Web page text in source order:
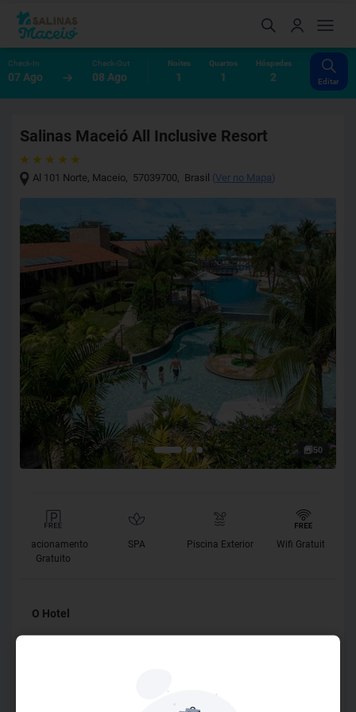
Check-In
07 Ago
Check-Out
08 Ago
Noites
1
Quartos
1
Hóspedes
2 Editar
Salinas Maceió All Inclusive Resort
Al 101 Norte, Maceio, 57039700, Brasil (Ver no Mapa)
50
Estacionamento
Gratuito
SPA Piscina Exterior Wifi Gratuito
O Hotel